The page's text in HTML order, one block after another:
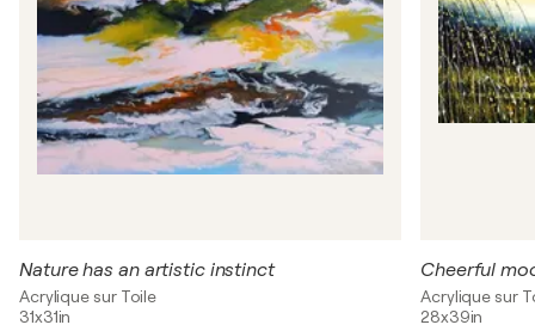
Nature has an artistic instinct
Acrylique sur Toile
31x31in
Cheerful
Acrylique sur
28x39in